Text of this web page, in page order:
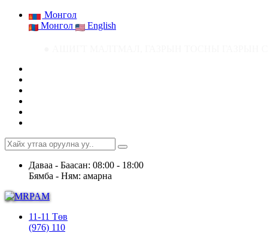
Монгол
Монгол
English
Даваа - Баасан: 08:00 - 18:00
Бямба - Ням: амарна
11-11 Төв
(976) 110